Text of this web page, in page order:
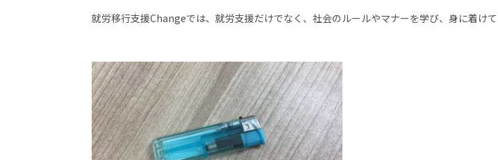
就労移行支援Changeでは、就労支援だけでなく、社会のルールやマナーを学び、身に着け